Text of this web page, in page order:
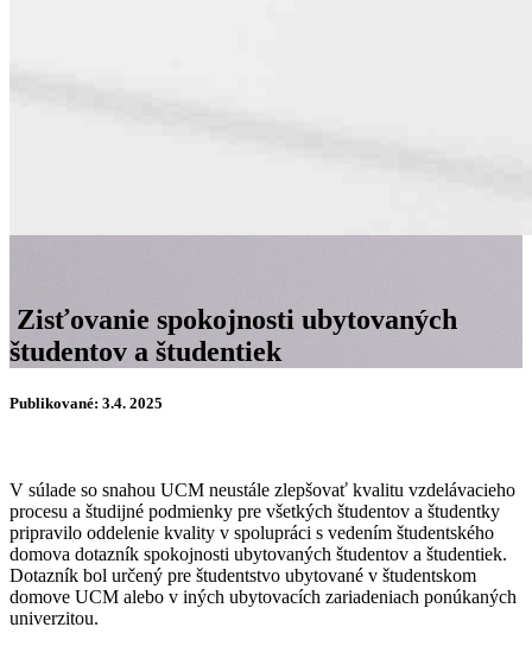
Zisťovanie spokojnosti ubytovaných
študentov a študentiek
Publikované: 3.4. 2025
V súlade so snahou UCM neustále zlepšovať kvalitu vzdelávacieho
procesu a študijné podmienky pre všetkých študentov a študentky
pripravilo oddelenie kvality v spolupráci s vedením študentského
domova dotazník spokojnosti ubytovaných študentov a študentiek.
Dotazník bol určený pre študentstvo ubytované v študentskom
domove UCM alebo v iných ubytovacích zariadeniach ponúkaných
univerzitou.